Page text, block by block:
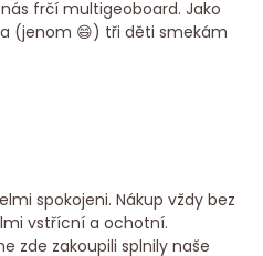
frčí multigeoboard. Jako
(jenom 😄) tři děti smekám
5 hvězdiček.
spokojeni. Nákup vždy bez
vstřícní a ochotní.
zde zakoupili splnily naše